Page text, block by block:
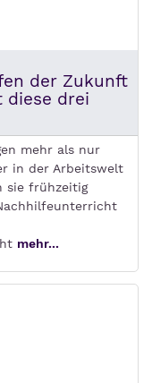
der Zukunft
diese drei
mehr als nur
in der Arbeitswelt
sie frühzeitig
mehr...